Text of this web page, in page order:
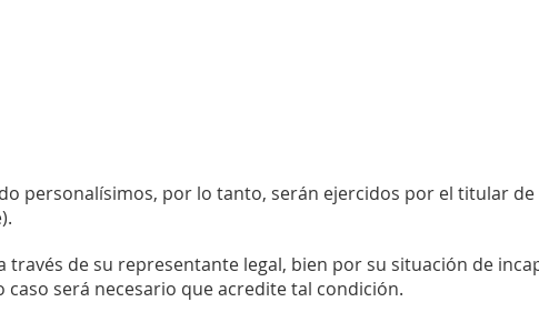
personalísimos, por lo tanto, serán ejercidos por el titular
de su representante legal, bien por su situación de
será necesario que acredite tal condición.